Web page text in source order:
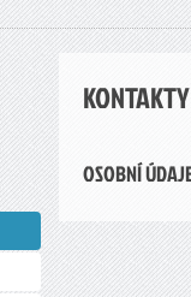
KONTAKTY
OSOBNÍ